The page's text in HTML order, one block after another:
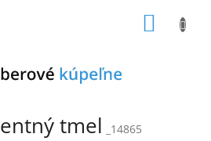
tmel
_14865